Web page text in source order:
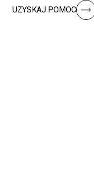
UZYSKAJ POMOC